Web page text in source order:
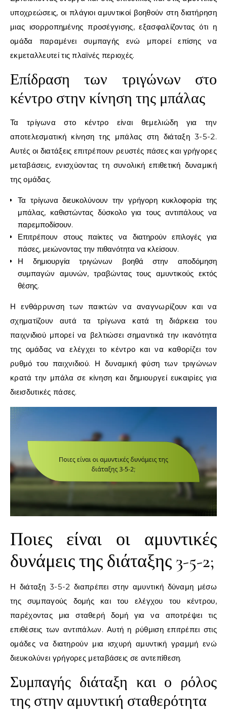
υποχρεώσεις, οι πλάγιοι αμυντικοί βοηθούν στη διατήρηση
μιας ισορροπημένης προσέγγισης, εξασφαλίζοντας ότι η
ομάδα παραμένει συμπαγής ενώ μπορεί επίσης να
εκμεταλλευτεί τις πλαϊνές περιοχές.
Επίδραση των τριγώνων στο
κέντρο στην κίνηση της μπάλας
Τα τρίγωνα στο κέντρο είναι θεμελιώδη για την
αποτελεσματική κίνηση της μπάλας στη διάταξη 3-5-2.
Αυτές οι διατάξεις επιτρέπουν ρευστές πάσες και γρήγορες
μεταβάσεις, ενισχύοντας τη συνολική επιθετική δυναμική
της ομάδας.
Τα τρίγωνα διευκολύνουν την γρήγορη κυκλοφορία της
μπάλας, καθιστώντας δύσκολο για τους αντιπάλους να
παρεμποδίσουν.
Επιτρέπουν στους παίκτες να διατηρούν επιλογές για
πάσες, μειώνοντας την πιθανότητα να κλείσουν.
Η δημιουργία τριγώνων βοηθά στην αποδόμηση
συμπαγών αμυνών, τραβώντας τους αμυντικούς εκτός
θέσης.
Η ενθάρρυνση των παικτών να αναγνωρίζουν και να
σχηματίζουν αυτά τα τρίγωνα κατά τη διάρκεια του
παιχνιδιού μπορεί να βελτιώσει σημαντικά την ικανότητα
της ομάδας να ελέγχει το κέντρο και να καθορίζει τον
ρυθμό του παιχνιδιού. Η δυναμική φύση των τριγώνων
κρατά την μπάλα σε κίνηση και δημιουργεί ευκαιρίες για
διεισδυτικές πάσες.
Ποιες είναι οι αμυντικές
δυνάμεις της διάταξης 3-5-2;
Η διάταξη 3-5-2 διαπρέπει στην αμυντική δύναμη μέσω
της συμπαγούς δομής και του ελέγχου του κέντρου,
παρέχοντας μια σταθερή δομή για να αποτρέψει τις
επιθέσεις των αντιπάλων. Αυτή η ρύθμιση επιτρέπει στις
ομάδες να διατηρούν μια ισχυρή αμυντική γραμμή ενώ
διευκολύνει γρήγορες μεταβάσεις σε αντεπίθεση.
Συμπαγής διάταξη και ο ρόλος
της στην αμυντική σταθερότητα